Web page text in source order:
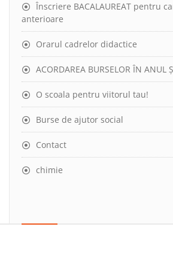
Înscriere BACALAUREAT pentru
anterioare
Orarul cadrelor didactice
ACORDAREA BURSELOR ÎN ANUL
O scoala pentru viitorul tau!
Burse de ajutor social
Contact
chimie